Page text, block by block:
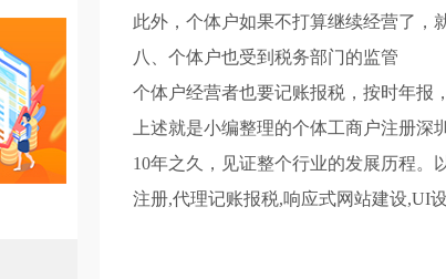
此外，个体户如果不打算继续经营了，
八、个体户也受到税务部门的监管
个体户经营者也要记账报税，按时年报
上述就是小编整理的个体工商户注册
10年之久，见证整个行业的发展历程。
注册,代理记账报税,响应式网站建设,UI